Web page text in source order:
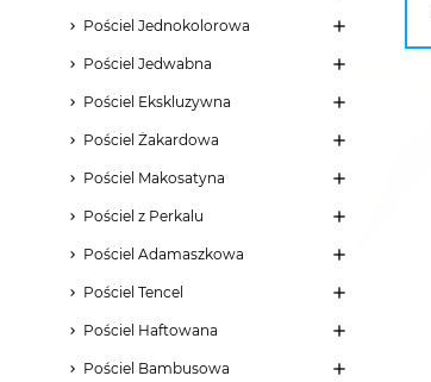
Pościel Jednokolorowa
Pościel Jedwabna
Pościel Ekskluzywna
Pościel Żakardowa
Pościel Makosatyna
Pościel z Perkalu
Pościel Adamaszkowa
Pościel Tencel
Pościel Haftowana
Pościel Bambusowa